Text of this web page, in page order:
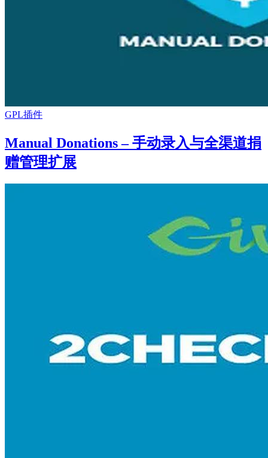
GPL插件
Manual Donations – 手动录入与全渠道捐
赠管理扩展